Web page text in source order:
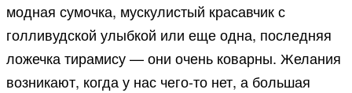
модная сумочка, мускулистый красавчик с
голливудской улыбкой или еще одна, последняя
ложечка тирамису — они очень коварны. Желания
возникают, когда у нас чего-то нет, а большая